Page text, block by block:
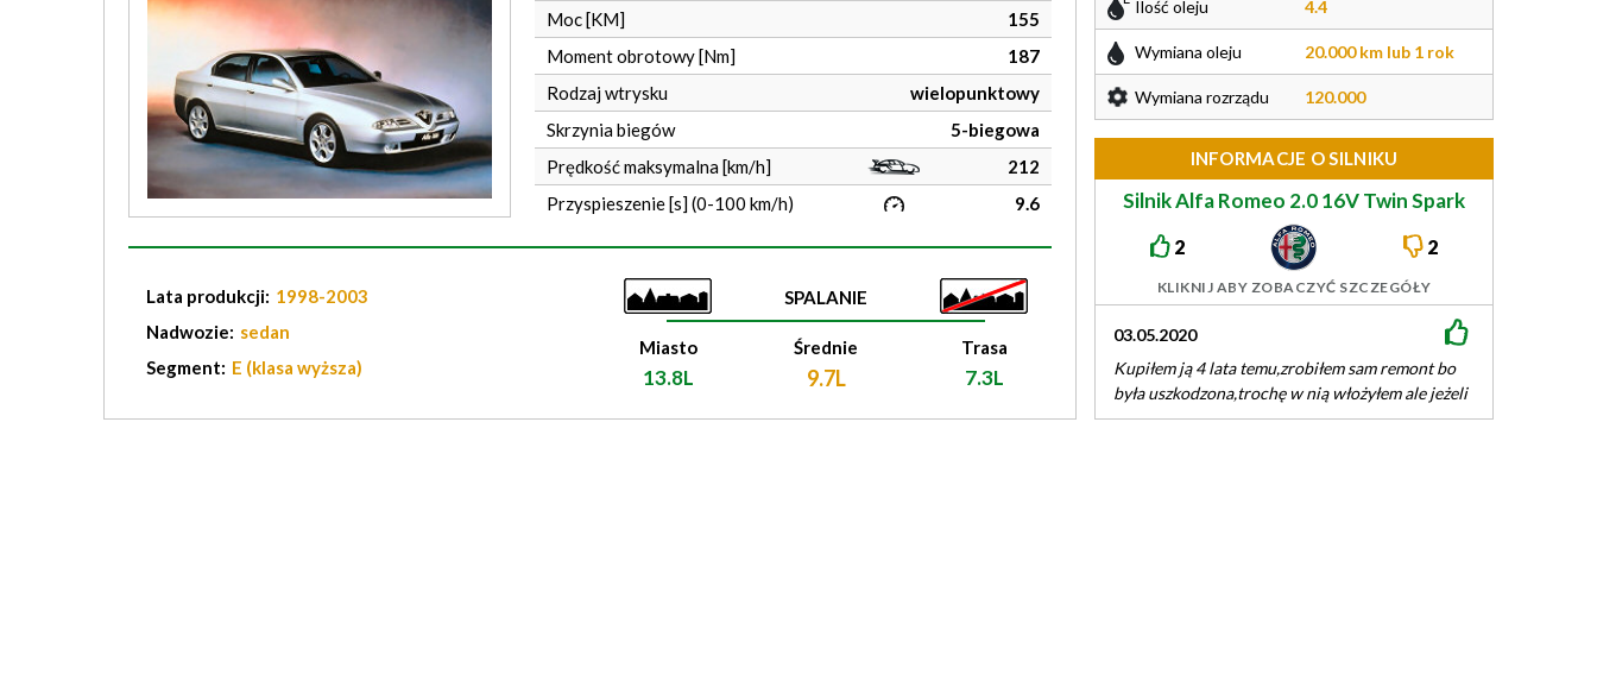
Moc [KM]
155
Moment obrotowy [Nm]
187
Rodzaj wtrysku
wielopunktowy
Skrzynia biegów
5-biegowa
Prędkość maksymalna [km/h]
212
Przyspieszenie [s] (0-100 km/h)
9.6
Lata produkcji: 1998-2003
Nadwozie: sedan
Segment: E (klasa wyższa)
SPALANIE
Miasto
13.8L
Średnie
9.7L
Trasa
7.3L
Ilość oleju 4.4
Wymiana oleju 20.000 km lub 1 rok
Wymiana rozrządu 120.000
INFORMACJE O SILNIKU
Silnik Alfa Romeo 2.0 16V Twin Spark
150/155KM
2 2
KLIKNIJ ABY ZOBACZYĆ SZCZEGÓŁY
03.05.2020
Kupiłem ją 4 lata temu,zrobiłem sam remont bo
była uszkodzona,trochę w nią włożyłem ale jeżeli
pilnuje się stanu oleju i…
pompa